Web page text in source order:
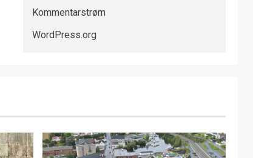
Kommentarstrøm
WordPress.org